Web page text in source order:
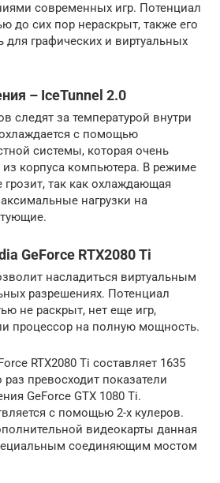
современных игр. Потенциал
до сих пор нераскрыт, также его
графических и виртуальных
– IceTunnel 2.0
следят за температурой внутри
с помощью
системы, которая очень
корпуса компьютера. В режиме
грозит, так как охлаждающая
нагрузки на
GeForce RTX2080 Ti
насладиться виртуальным
разрешениях. Потенциал
не раскрыт, нет еще игр,
процессор на полную мощность.
RTX2080 Ti составляет 1635
превосходит показатели
GeForce GTX 1080 Ti.
с помощью 2-х кулеров.
видеокарты данная
соединяющим мостом